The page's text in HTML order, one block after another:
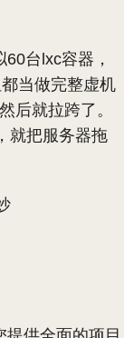
台lxc容器，
当做完整虚机
后就拉跨了。
就把服务器拖